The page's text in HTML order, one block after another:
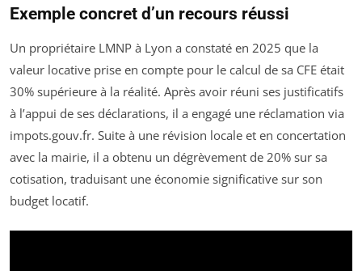
Exemple concret d’un recours réussi
Un propriétaire LMNP à Lyon a constaté en 2025 que la
valeur locative prise en compte pour le calcul de sa CFE était
30% supérieure à la réalité. Après avoir réuni ses justificatifs
à l’appui de ses déclarations, il a engagé une réclamation via
impots.gouv.fr. Suite à une révision locale et en concertation
avec la mairie, il a obtenu un dégrèvement de 20% sur sa
cotisation, traduisant une économie significative sur son
budget locatif.